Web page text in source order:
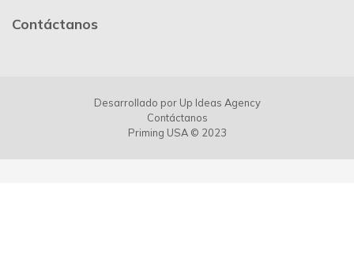
Contáctanos
Desarrollado por Up Ideas Agency
Contáctanos
Priming USA © 2023